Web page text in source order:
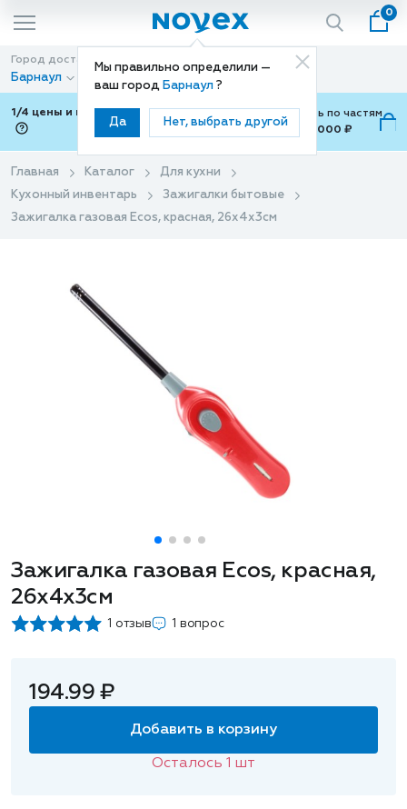
Мы правильно определили —
ваш город Барнаул ?
Да Нет, выбрать другой
0
Город доставки
Барнаул
Способ доставки
Доставка
1/4 цены и покупки ваши с Подели
Можно оплатить по частям
от 700 ₽ до 15,000 ₽
Главная Каталог
Для кухни
Кухонный инвентарь
Зажигалки бытовые
Зажигалка газовая Ecos, красная, 26х4х3см
Зажигалка газовая Ecos, красная,
26х4х3см
1 отзыв 1 вопрос
194.99 ₽
Добавить в корзину
Осталось 1 шт